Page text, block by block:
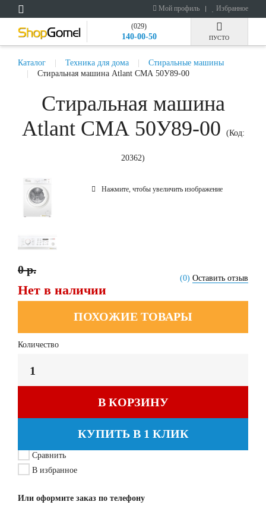
Мой профиль Избранное
(029)
140-00-50 ПУСТО
Каталог Техника для дома
Стиральные машины
Стиральная машина Atlant СМА 50У89-00
Стиральная машина
Atlant СМА 50У89-00
(Код:
20362)
Нажмите, чтобы увеличить изображение
(0) Оставить отзыв
0 р.
Нет в наличии
ПОХОЖИЕ ТОВАРЫ
Количество
В КОРЗИНУ
КУПИТЬ В 1 КЛИК
Сравнить
В избранное
Или оформите заказ по телефону